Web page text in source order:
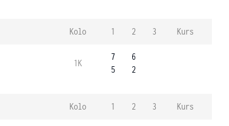
Kolo 1 2 3 Kurs
1K
7
5
6
2
Kolo 1 2 3 Kurs